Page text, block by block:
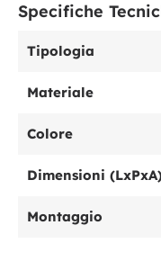
Specifiche
Tipologia
Materiale
Colore
Dimensioni
Montaggio